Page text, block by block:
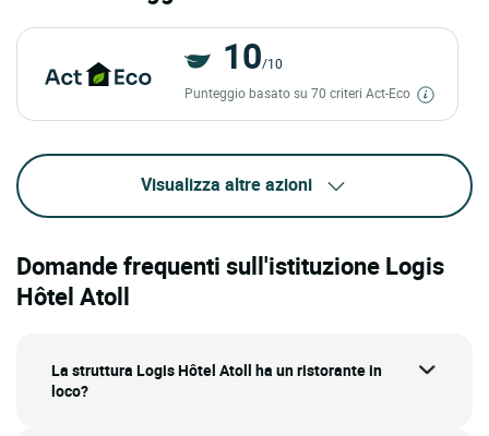
10/10
Punteggio basato su 70 criteri Act-Eco
Visualizza altre azioni
Domande frequenti sull'istituzione Logis
Hôtel Atoll
La struttura Logis Hôtel Atoll ha un ristorante in
loco?